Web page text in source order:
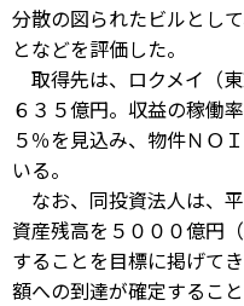
分散の図られたビルとし
となどを評価した。
取得先は、ロクメイ（
６３５億円。収益の稼働
５％を見込み、物件ＮＯ
いる。
なお、同投資法人は、
資産残高を５０００億円
することを目標に掲げて
額への到達が確定すること